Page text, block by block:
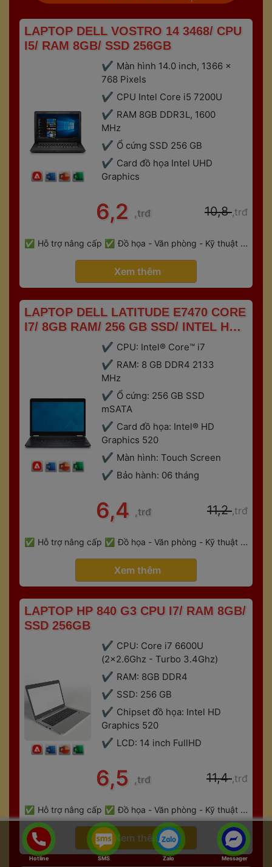
LAPTOP DELL VOSTRO 14 3468/ CPU
I5/ RAM 8GB/ SSD 256GB
Màn hình 14.0 inch, 1366 x
768 Pixels
CPU Intel Core i5 7200U
RAM 8GB DDR3L, 1600
MHz
Ổ cứng SSD 256 GB
Card đồ họa Intel UHD
Graphic
6,2 ,trđ 10,8 ,trđ
Hỗ trợ nâng cấp
Đồ họa - Văn phòng - Kỹ thuật -
Xem thêm
LAPTOP DELL LATITUDE E7470 CORE
I7/ 8GB RAM/ 256 GB SSD/ INTEL HD
520/ TOUCH SCREEN CPU: Intel® Core™ i7
RAM: 8 GB DDR4 2133
MHz
Ổ cứng: 256 GB SSD
mSATA
Card đồ họa: Intel® HD
Graphics 520
Màn hình: Touch Screen
Bảo hành: 06 tháng
6,4 ,trđ 11,2 ,trđ
Hỗ trợ nâng cấp
Đồ họa - Văn phòng - Kỹ thuật -
Xem thêm
LAPTOP HP 840 G3 CPU I7/ RAM 8GB/
SSD 256GB
CPU: Core i7 6600U
(2x2.6Ghz - Turbo 3.4Ghz)
RAM: 8GB DDR4
SSD: 256 GB
Chipset đồ họa: Intel HD
Graphics 520
LCD: 14 inch FullHD
6,5 ,trđ 11,4 ,trđ
Hỗ trợ nâng cấp
Đồ họa - Văn phòng - Kỹ thuật -
Gaming
Bảo hành 6 tháng
Xem thêm
Hotline SMS Zalo Messager